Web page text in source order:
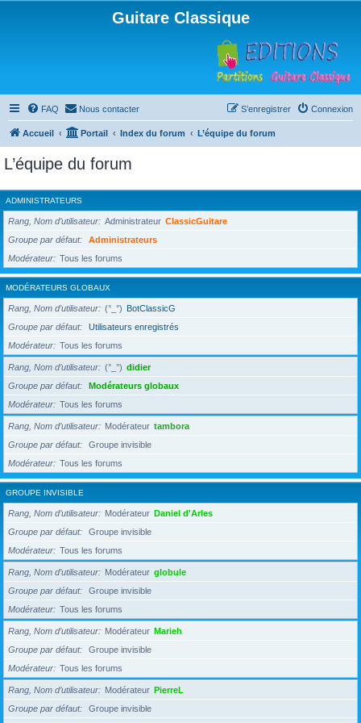
Guitare Classique
FAQ Nous contacter Connexion
S’enregistrer
Accueil Portail Index du forum L’équipe du forum
L’équipe du forum
ADMINISTRATEURS
Rang, Nom d’utilisateur Administrateur ClassicGuitare
Groupe par défaut
Administrateurs
Modérateur
Tous les forums
MODÉRATEURS GLOBAUX
Rang, Nom d’utilisateur (°_°) BotClassicG
Groupe par défaut
Utilisateurs enregistrés
Modérateur
Tous les forums
Rang, Nom d’utilisateur (°_°) didier
Groupe par défaut
Modérateurs globaux
Modérateur
Tous les forums
Rang, Nom d’utilisateur Modérateur tambora
Groupe par défaut
Groupe invisible
Modérateur
Tous les forums
GROUPE INVISIBLE
Rang, Nom d’utilisateur Modérateur Daniel d'Arles
Groupe par défaut
Groupe invisible
Modérateur
Tous les forums
Rang, Nom d’utilisateur Modérateur globule
Groupe par défaut
Groupe invisible
Modérateur
Tous les forums
Rang, Nom d’utilisateur Modérateur Marieh
Groupe par défaut
Groupe invisible
Modérateur
Tous les forums
Rang, Nom d’utilisateur Modérateur PierreL
Groupe par défaut
Groupe invisible